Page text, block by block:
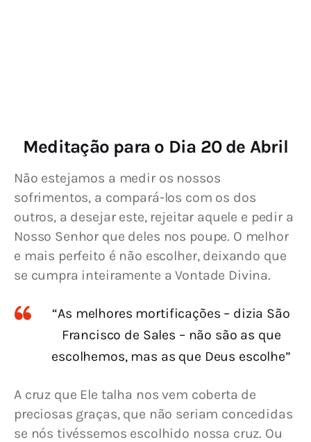
Meditação para o Dia 20 de Abril
Não estejamos a medir os nossos
sofrimentos, a compará-los com os dos
outros, a desejar este, rejeitar aquele e pedir a
Nosso Senhor que deles nos poupe. O melhor
e mais perfeito é não escolher, deixando que
se cumpra inteiramente a Vontade Divina.
“As melhores mortificações – dizia São
Francisco de Sales – não são as que
escolhemos, mas as que Deus escolhe”
A cruz que Ele talha nos vem coberta de
preciosas graças, que não seriam concedidas
se nós tivéssemos escolhido nossa cruz. Ou